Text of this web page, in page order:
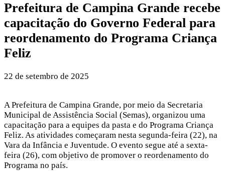
Prefeitura de Campina Grande recebe
capacitação do Governo Federal para
reordenamento do Programa Criança
Feliz
22 de setembro de 2025
A Prefeitura de Campina Grande, por meio da Secretaria
Municipal de Assistência Social (Semas), organizou uma
capacitação para a equipes da pasta e do Programa Criança
Feliz. As atividades começaram nesta segunda-feira (22), na
Vara da Infância e Juventude. O evento segue até a sexta-
feira (26), com objetivo de promover o reordenamento do
Programa no país.